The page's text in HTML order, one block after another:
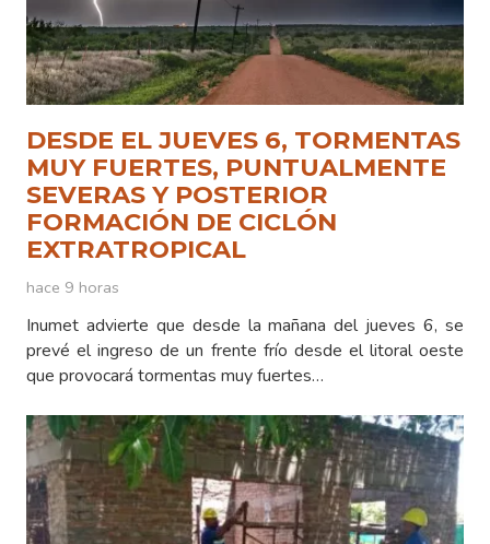
DESDE EL JUEVES 6, TORMENTAS
MUY FUERTES, PUNTUALMENTE
SEVERAS Y POSTERIOR
FORMACIÓN DE CICLÓN
EXTRATROPICAL
hace 9 horas
Inumet advierte que desde la mañana del jueves 6, se
prevé el ingreso de un frente frío desde el litoral oeste
que provocará tormentas muy fuertes…